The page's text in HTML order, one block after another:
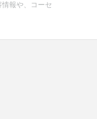
報や、コーセ